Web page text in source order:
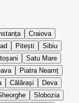
Craiova
Pitești
Sibiu
Satu Mare
Piatra Neamț
Călărași
Deva
Slobozia